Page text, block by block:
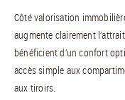
Côté valorisation
augmente clairement
bénéficient d’un confort
accès simple aux
aux tiroirs.